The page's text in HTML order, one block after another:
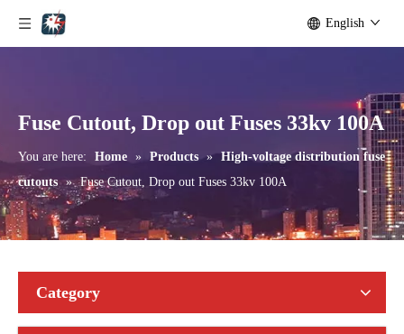
English
Fuse Cutout, Drop out Fuses 33kv 100A
You are here: Home » Products » High-voltage distribution fuse
cutouts » Fuse Cutout, Drop out Fuses 33kv 100A
Category